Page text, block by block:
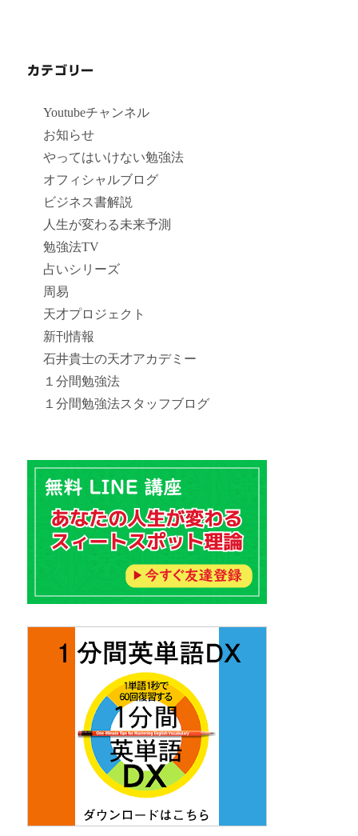
カテゴリー
Youtubeチャンネル
お知らせ
やってはいけない勉強法
オフィシャルブログ
ビジネス書解説
人生が変わる未来予測
勉強法TV
占いシリーズ
周易
天才プロジェクト
新刊情報
石井貴士の天才アカデミー
１分間勉強法
１分間勉強法スタッフブログ